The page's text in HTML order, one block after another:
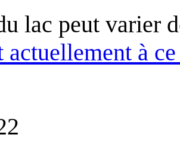
lac peut varier
actuellement à